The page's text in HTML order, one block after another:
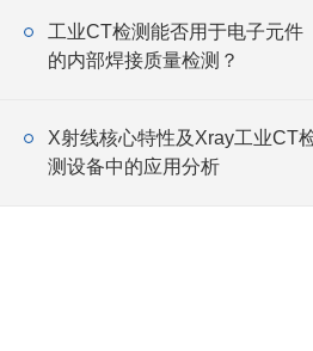
工业CT检测能否用于电子元件
的内部焊接质量检测？
X射线核心特性及Xray工业CT
测设备中的应用分析